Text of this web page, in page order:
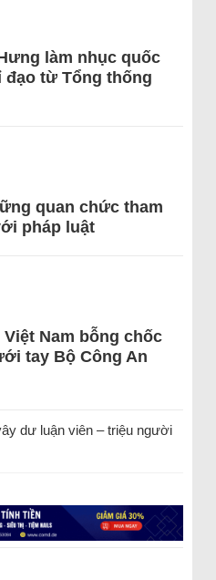
làm nhục quốc
từ Tổng thống
quan chức tham
pháp luật
Nam bỗng chốc
tay Bộ Công An
dư luận viên – triệu người